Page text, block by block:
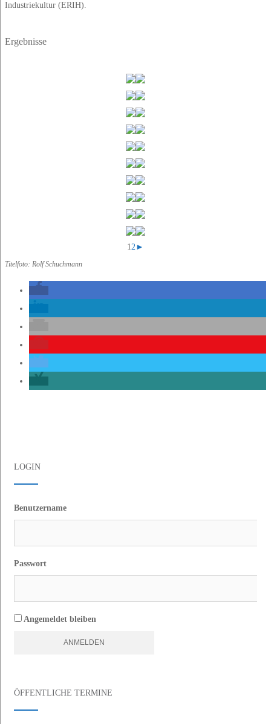
Industriekultur (ERIH).
Ergebnisse
12►
Titelfoto: Rolf Schuchmann
Navigation
LOGIN
Benutzername
Passwort
Angemeldet bleiben
ÖFFENTLICHE TERMINE